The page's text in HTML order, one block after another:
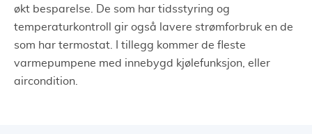
økt besparelse. De som har tidsstyring og
temperaturkontroll gir også lavere strømforbruk en de
som har termostat. I tillegg kommer de fleste
varmepumpene med innebygd kjølefunksjon, eller
aircondition.